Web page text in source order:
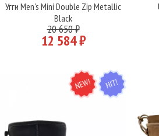
Угги Men's Mini Double Zip Metallic
Black
20 650 ₽
12 584 ₽
NEW HIT